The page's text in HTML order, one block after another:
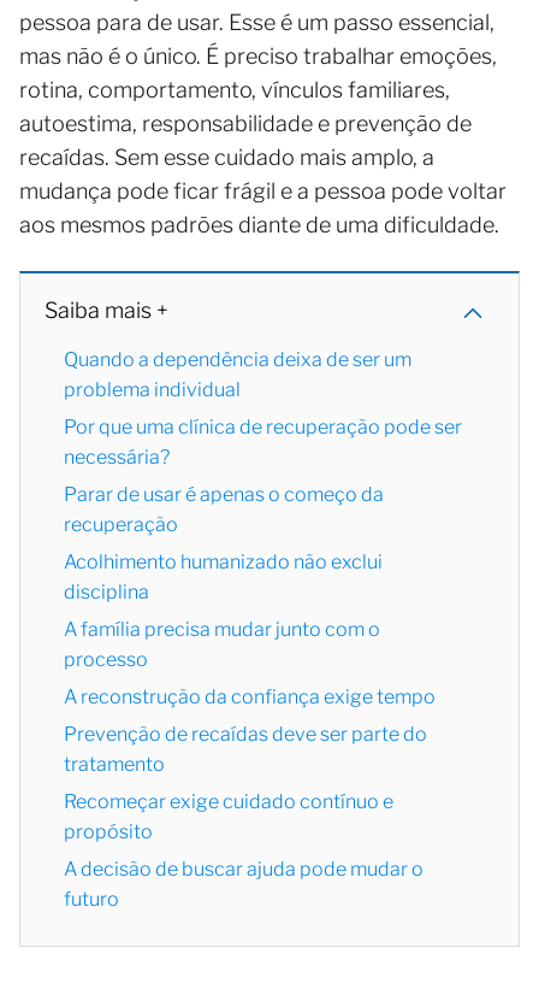
pessoa para de usar. Esse é um passo essencial,
mas não é o único. É preciso trabalhar emoções,
rotina, comportamento, vínculos familiares,
autoestima, responsabilidade e prevenção de
recaídas. Sem esse cuidado mais amplo, a
mudança pode ficar frágil e a pessoa pode voltar
aos mesmos padrões diante de uma dificuldade.
Saiba mais +
Quando a dependência deixa de ser um
problema individual
Por que uma clínica de recuperação pode ser
necessária?
Parar de usar é apenas o começo da
recuperação
Acolhimento humanizado não exclui
disciplina
A família precisa mudar junto com o
processo
A reconstrução da confiança exige tempo
Prevenção de recaídas deve ser parte do
tratamento
Recomeçar exige cuidado contínuo e
propósito
A decisão de buscar ajuda pode mudar o
futuro